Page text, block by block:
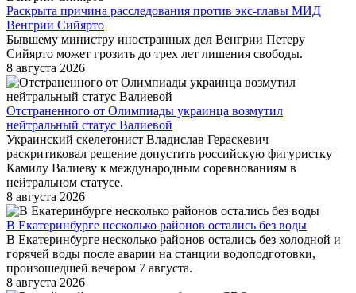
Раскрыта причина расследования против экс-главы МИД
Венгрии Сийярто
Бывшему министру иностранных дел Венгрии Петеру
Сийярто может грозить до трех лет лишения свободы.
8 августа 2026
Отстраненного от Олимпиады украинца возмутил
нейтральный статус Валиевой
Украинский скелетонист Владислав Гераскевич
раскритиковал решение допустить российскую фигуристку
Камилу Валиеву к международным соревнованиям в
нейтральном статусе.
8 августа 2026
В Екатеринбурге несколько районов остались без воды
В Екатеринбурге несколько районов остались без холодной и
горячей воды после аварии на станции водоподготовки,
произошедшей вечером 7 августа.
8 августа 2026